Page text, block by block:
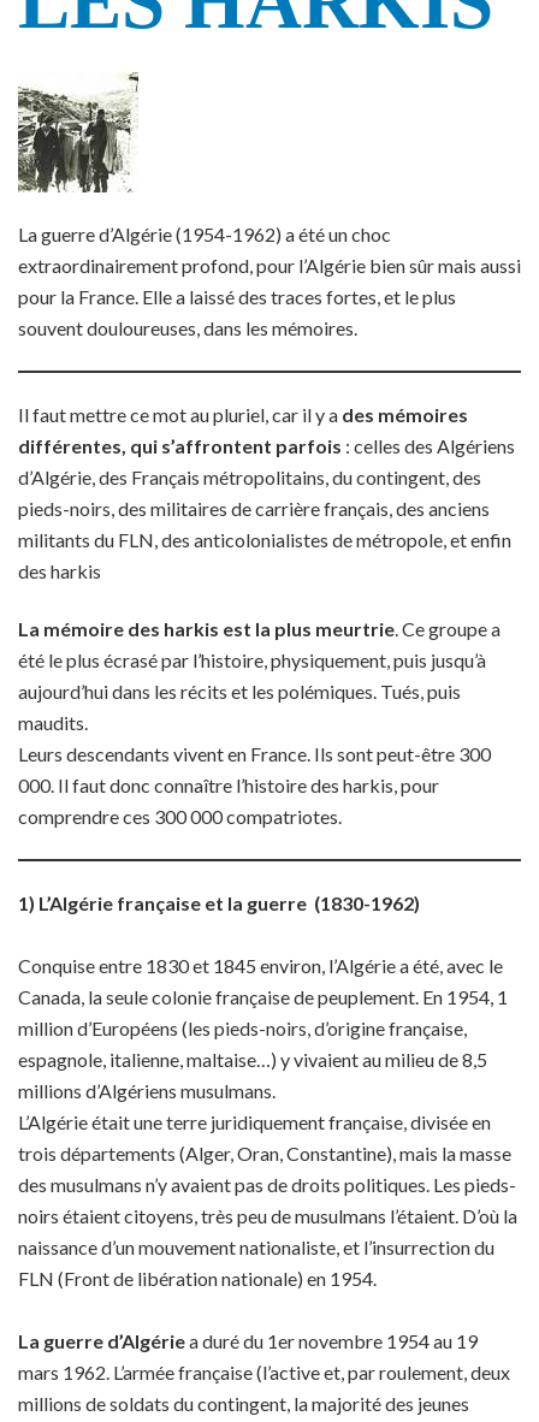
La guerre d’Algérie (1954-1962) a été un choc
extraordinairement profond, pour l’Algérie bien sûr mais aussi
pour la France. Elle a laissé des traces fortes, et le plus
souvent douloureuses, dans les mémoires.
Il faut mettre ce mot au pluriel, car il y a des mémoires
différentes, qui s’affrontent parfois : celles des Algériens
d’Algérie, des Français métropolitains, du contingent, des
pieds-noirs, des militaires de carrière français, des anciens
militants du FLN, des anticolonialistes de métropole, et enfin
des harkis
La mémoire des harkis est la plus meurtrie. Ce groupe a
été le plus écrasé par l’histoire, physiquement, puis jusqu’à
aujourd’hui dans les récits et les polémiques. Tués, puis
maudits.
Leurs descendants vivent en France. Ils sont peut-être 300
000. Il faut donc connaître l’histoire des harkis, pour
comprendre ces 300 000 compatriotes.
1) L’Algérie française et la guerre (1830-1962)
Conquise entre 1830 et 1845 environ, l’Algérie a été, avec le
Canada, la seule colonie française de peuplement. En 1954, 1
million d’Européens (les pieds-noirs, d’origine française,
espagnole, italienne, maltaise…) y vivaient au milieu de 8,5
millions d’Algériens musulmans.
L’Algérie était une terre juridiquement française, divisée en
trois départements (Alger, Oran, Constantine), mais la masse
des musulmans n’y avaient pas de droits politiques. Les pieds-
noirs étaient citoyens, très peu de musulmans l’étaient. D’où la
naissance d’un mouvement nationaliste, et l’insurrection du
FLN (Front de libération nationale) en 1954.
La guerre d’Algériea duré du 1er novembre 1954 au 19
mars 1962. L’armée française (l’active et, par roulement, deux
millions de soldats du contingent, la majorité des jeunes